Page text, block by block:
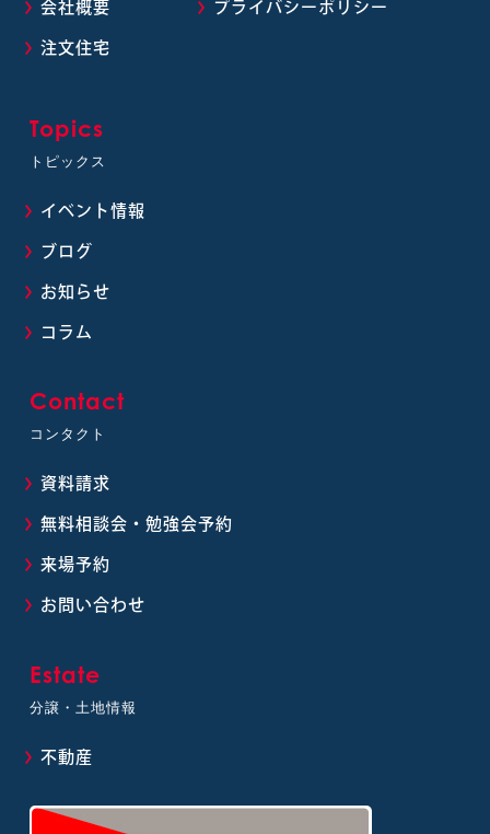
会社概要 プライバシーポリシー
注文住宅
Topics
トピックス
イベント情報
ブログ
お知らせ
コラム
Contact
コンタクト
資料請求
無料相談会・勉強会予約
来場予約
お問い合わせ
Estate
分譲・土地情報
不動産